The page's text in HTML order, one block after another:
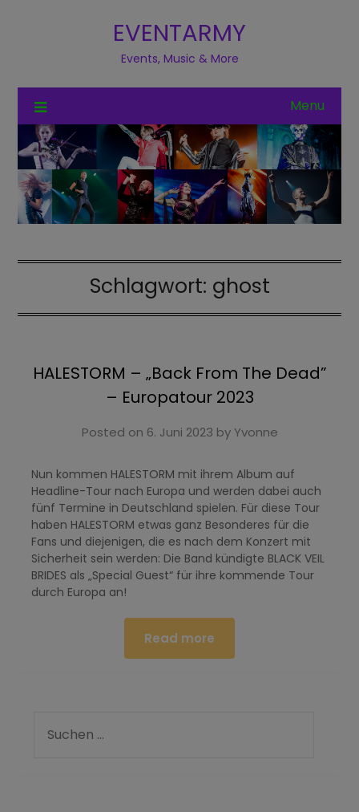
EVENTARMY
Events, Music & More
Menu
Schlagwort: ghost
HALESTORM – „Back From The Dead”
– Europatour 2023
Posted on 6. Juni 2023 byYvonne
Nun kommen HALESTORM mit ihrem Album auf
Headline-Tour nach Europa und werden dabei auch
fünf Termine in Deutschland spielen. Für diese Tour
haben HALESTORM etwas ganz Besonderes für die
Fans und diejenigen, die es nach dem Konzert mit
Sicherheit sein werden: Die Band kündigte BLACK VEIL
BRIDES als „Special Guest“ für ihre kommende Tour
durch Europa an!
Read more